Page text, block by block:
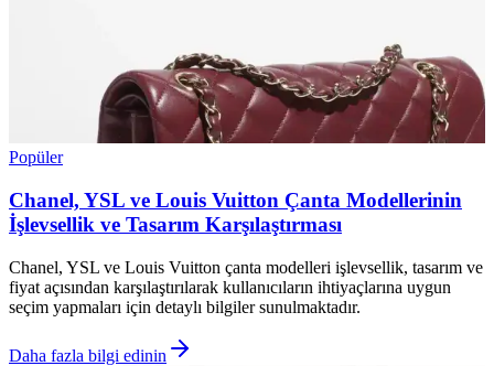
Popüler
Chanel, YSL ve Louis Vuitton Çanta Modellerinin
İşlevsellik ve Tasarım Karşılaştırması
Chanel, YSL ve Louis Vuitton çanta modelleri işlevsellik, tasarım ve
fiyat açısından karşılaştırılarak kullanıcıların ihtiyaçlarına uygun
seçim yapmaları için detaylı bilgiler sunulmaktadır.
Daha fazla bilgi edinin